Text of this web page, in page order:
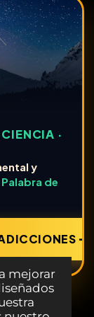
mejorar
CIENCIA ·
y
de
➔